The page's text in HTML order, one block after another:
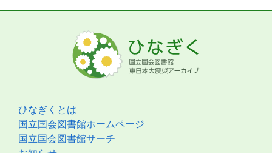
ひなぎくとは
国立国会図書館ホームページ
国立国会図書館サーチ